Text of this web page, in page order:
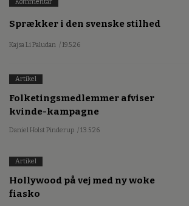
Kommentar
Sprækker i den svenske stilhed
Kajsa Li Paludan / 19.5.26
Artikel
Folketingsmedlemmer afviser
kvinde-kampagne
Daniel Holst Pinderup / 13.5.26
Artikel
Hollywood på vej med ny woke
fiasko